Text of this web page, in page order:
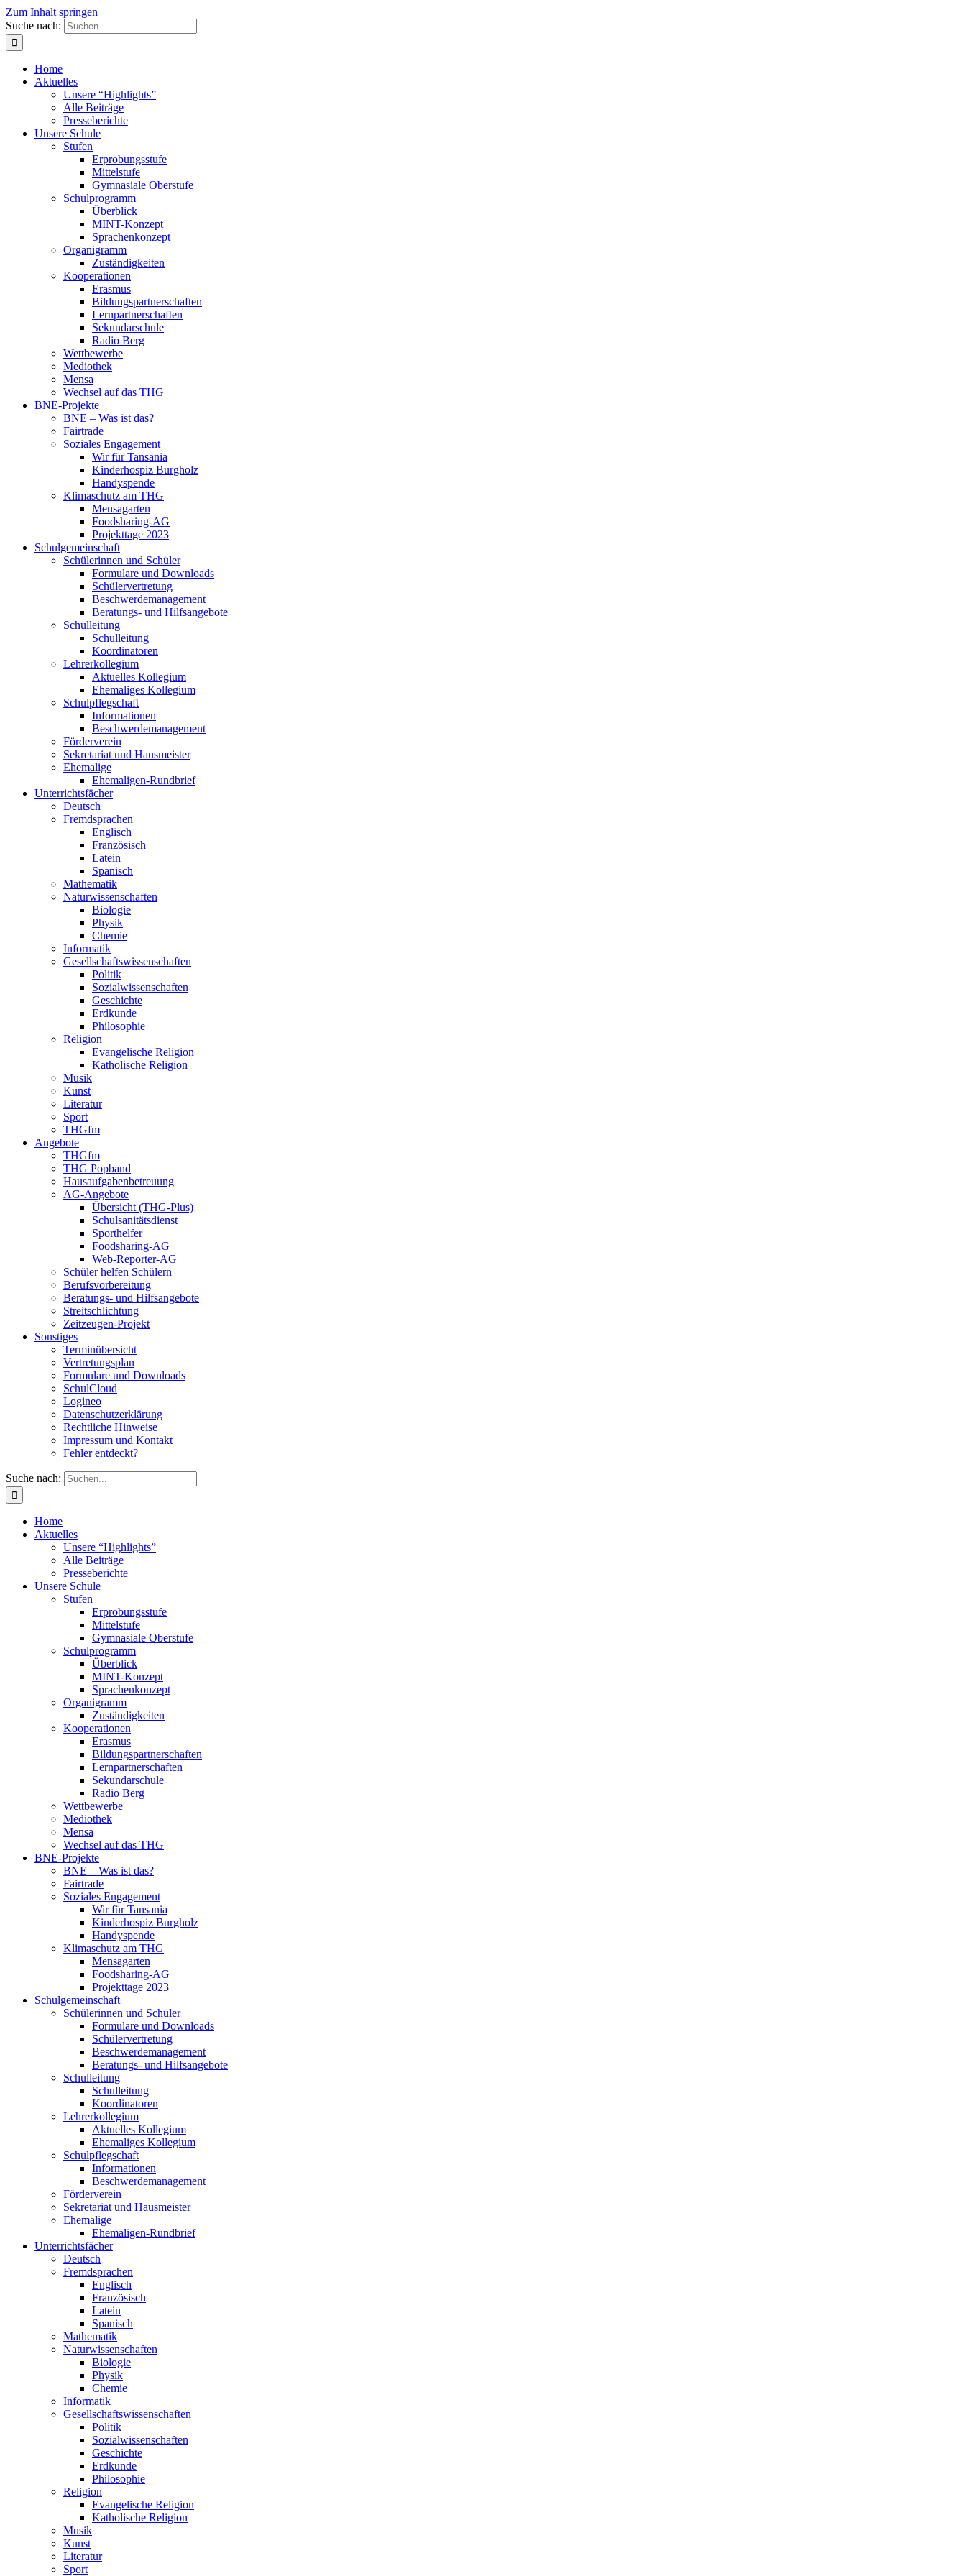
Zum Inhalt springen
Suche nach:
Home
Aktuelles
Unsere “Highlights”
Alle Beiträge
Presseberichte
Unsere Schule
Stufen
Erprobungsstufe
Mittelstufe
Gymnasiale Oberstufe
Schulprogramm
Überblick
MINT-Konzept
Sprachenkonzept
Organigramm
Zuständigkeiten
Kooperationen
Erasmus
Bildungspartnerschaften
Lernpartnerschaften
Sekundarschule
Radio Berg
Wettbewerbe
Mediothek
Mensa
Wechsel auf das THG
BNE-Projekte
BNE – Was ist das?
Fairtrade
Soziales Engagement
Wir für Tansania
Kinderhospiz Burgholz
Handyspende
Klimaschutz am THG
Mensagarten
Foodsharing-AG
Projekttage 2023
Schulgemeinschaft
Schülerinnen und Schüler
Formulare und Downloads
Schülervertretung
Beschwerdemanagement
Beratungs- und Hilfsangebote
Schulleitung
Schulleitung
Koordinatoren
Lehrerkollegium
Aktuelles Kollegium
Ehemaliges Kollegium
Schulpflegschaft
Informationen
Beschwerdemanagement
Förderverein
Sekretariat und Hausmeister
Ehemalige
Ehemaligen-Rundbrief
Unterrichtsfächer
Deutsch
Fremdsprachen
Englisch
Französisch
Latein
Spanisch
Mathematik
Naturwissenschaften
Biologie
Physik
Chemie
Informatik
Gesellschaftswissenschaften
Politik
Sozialwissenschaften
Geschichte
Erdkunde
Philosophie
Religion
Evangelische Religion
Katholische Religion
Musik
Kunst
Literatur
Sport
THGfm
Angebote
THGfm
THG Popband
Hausaufgabenbetreuung
AG-Angebote
Übersicht (THG-Plus)
Schulsanitätsdienst
Sporthelfer
Foodsharing-AG
Web-Reporter-AG
Schüler helfen Schülern
Berufsvorbereitung
Beratungs- und Hilfsangebote
Streitschlichtung
Zeitzeugen-Projekt
Sonstiges
Terminübersicht
Vertretungsplan
Formulare und Downloads
SchulCloud
Logineo
Datenschutzerklärung
Rechtliche Hinweise
Impressum und Kontakt
Fehler entdeckt?
Suche nach:
Home
Aktuelles
Unsere “Highlights”
Alle Beiträge
Presseberichte
Unsere Schule
Stufen
Erprobungsstufe
Mittelstufe
Gymnasiale Oberstufe
Schulprogramm
Überblick
MINT-Konzept
Sprachenkonzept
Organigramm
Zuständigkeiten
Kooperationen
Erasmus
Bildungspartnerschaften
Lernpartnerschaften
Sekundarschule
Radio Berg
Wettbewerbe
Mediothek
Mensa
Wechsel auf das THG
BNE-Projekte
BNE – Was ist das?
Fairtrade
Soziales Engagement
Wir für Tansania
Kinderhospiz Burgholz
Handyspende
Klimaschutz am THG
Mensagarten
Foodsharing-AG
Projekttage 2023
Schulgemeinschaft
Schülerinnen und Schüler
Formulare und Downloads
Schülervertretung
Beschwerdemanagement
Beratungs- und Hilfsangebote
Schulleitung
Schulleitung
Koordinatoren
Lehrerkollegium
Aktuelles Kollegium
Ehemaliges Kollegium
Schulpflegschaft
Informationen
Beschwerdemanagement
Förderverein
Sekretariat und Hausmeister
Ehemalige
Ehemaligen-Rundbrief
Unterrichtsfächer
Deutsch
Fremdsprachen
Englisch
Französisch
Latein
Spanisch
Mathematik
Naturwissenschaften
Biologie
Physik
Chemie
Informatik
Gesellschaftswissenschaften
Politik
Sozialwissenschaften
Geschichte
Erdkunde
Philosophie
Religion
Evangelische Religion
Katholische Religion
Musik
Kunst
Literatur
Sport